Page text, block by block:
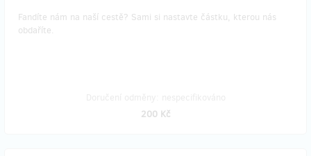
Fandíte nám na naší cestě? Sami si nastavte částku, kterou nás
obdaříte.
200 Kč